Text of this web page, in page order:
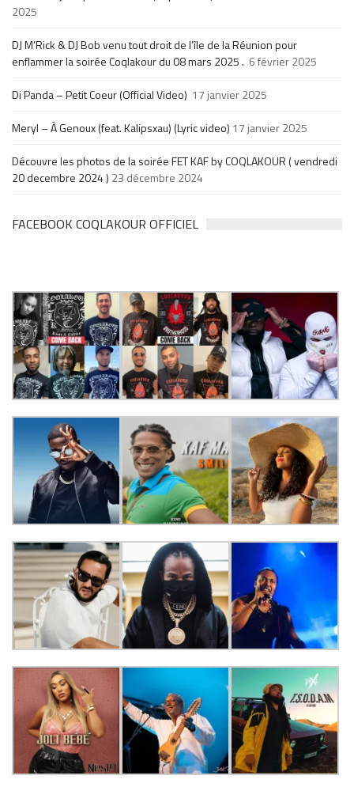
2025
DJ M’Rick & DJ Bob venu tout droit de l’île de la Réunion pour
enflammer la soirée Coqlakour du 08 mars 2025 . 6 février 2025
Di Panda – Petit Coeur (Official Video) 17 janvier 2025
Meryl – À Genoux (feat. Kalipsxau) (Lyric video) 17 janvier 2025
Découvre les photos de la soirée FET KAF by COQLAKOUR ( vendredi
20 decembre 2024 ) 23 décembre 2024
FACEBOOK COQLAKOUR OFFICIEL